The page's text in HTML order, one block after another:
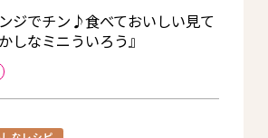
ジでチン♪食べておいしい見て
しなミニういろう』